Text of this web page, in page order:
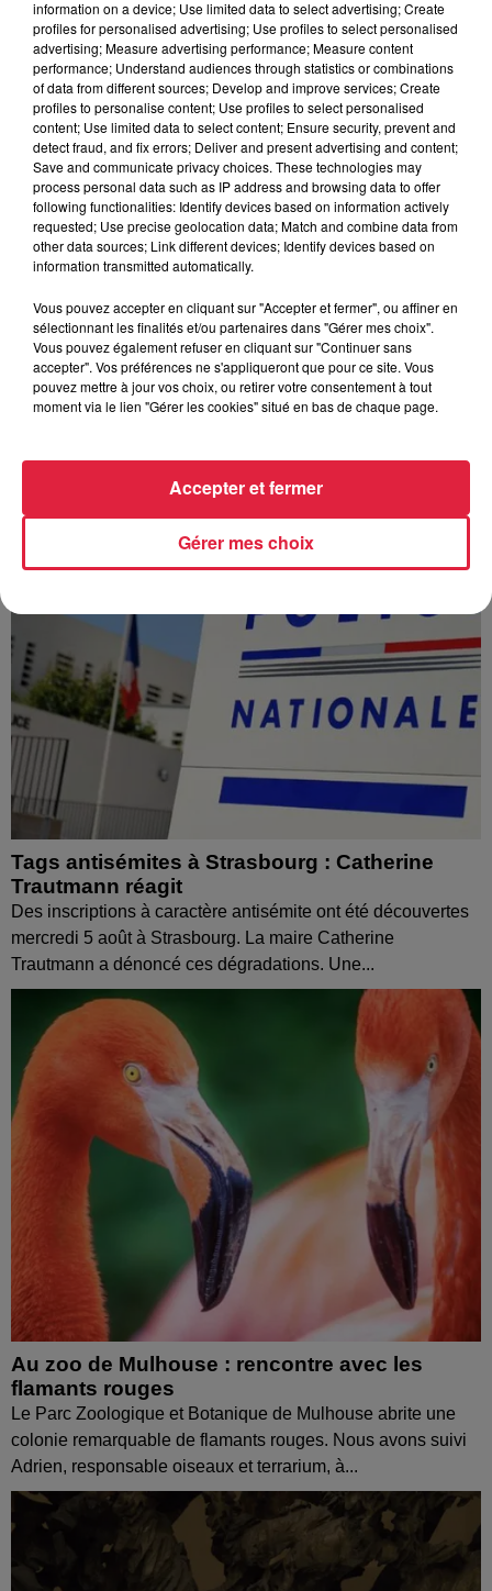
À Hoerdt, de l’eau brune sort des robinets
Depuis plusieurs jours, des habitants de Hoerdt ont vu de
nombreuses interrogations, la municipalité a pris...
Tags antisémites à Strasbourg : Catherine
Trautmann réagit
Des inscriptions à caractère antisémite ont été découvertes
mercredi 5 août à Strasbourg. La maire Catherine
Trautmann a dénoncé ces dégradations. Une...
Au zoo de Mulhouse : rencontre avec les
flamants rouges
Le Parc Zoologique et Botanique de Mulhouse abrite une
colonie remarquable de flamants rouges. Nous avons suivi
Adrien, responsable oiseaux et terrarium, à...
information on a device; Use limited data to select advertising; Create
profiles for personalised advertising; Use profiles to select personalised
advertising; Measure advertising performance; Measure content
performance; Understand audiences through statistics or combinations
of data from different sources; Develop and improve services; Create
profiles to personalise content; Use profiles to select personalised
content; Use limited data to select content; Ensure security, prevent and
detect fraud, and fix errors; Deliver and present advertising and content;
Save and communicate privacy choices. These technologies may
process personal data such as IP address and browsing data to offer
following functionalities: Identify devices based on information actively
requested; Use precise geolocation data; Match and combine data from
other data sources; Link different devices; Identify devices based on
information transmitted automatically.
Vous pouvez accepter en cliquant sur "Accepter et fermer", ou affiner en
sélectionnant les finalités et/ou partenaires dans "Gérer mes choix".
Vous pouvez également refuser en cliquant sur "Continuer sans
accepter". Vos préférences ne s'appliqueront que pour ce site. Vous
pouvez mettre à jour vos choix, ou retirer votre consentement à tout
moment via le lien "Gérer les cookies" situé en bas de chaque page.
Gérer mes choix
Accepter et fermer